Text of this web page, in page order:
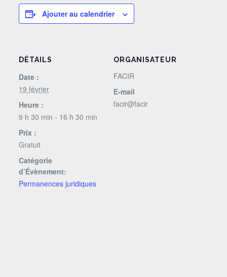
Ajouter au calendrier
DÉTAILS
Date :
19 février
Heure :
9 h 30 min - 16 h 30 min
Prix :
Gratuit
Catégorie
d’Évènement:
Permanences juridiques
ORGANISATEUR
FACIR
E-mail
facir@facir